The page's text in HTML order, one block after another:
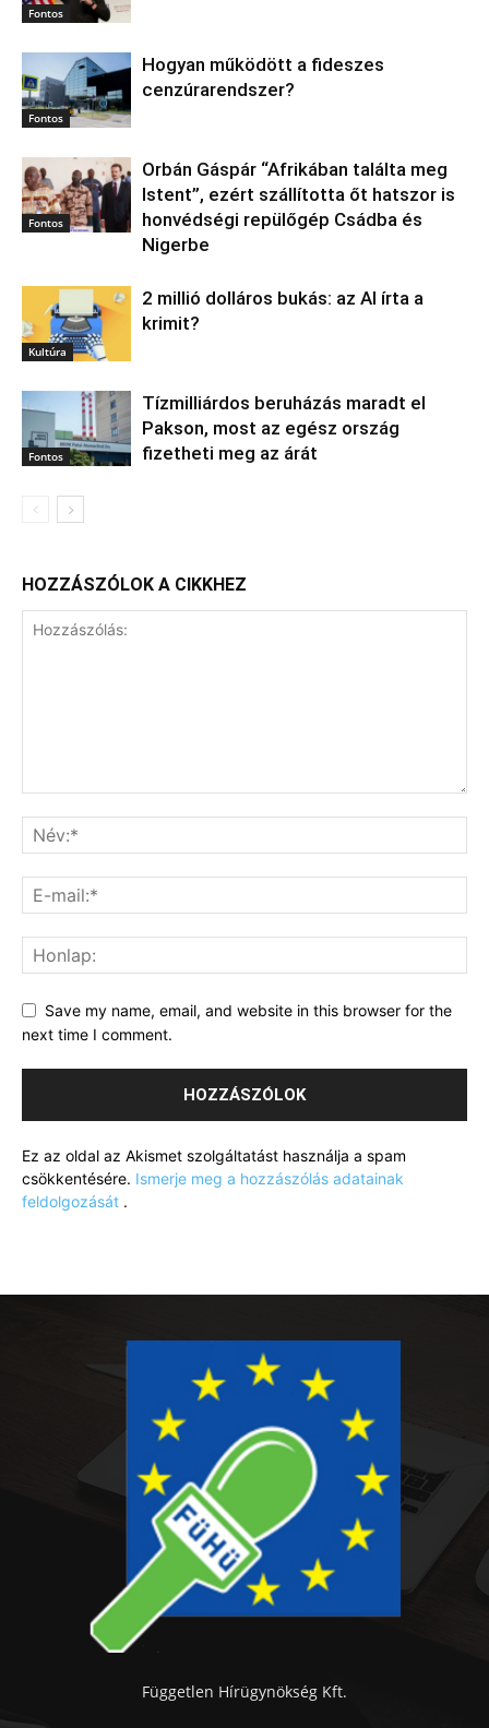
Fontos
Fontos
Hogyan működött a fideszes
cenzúrarendszer?
Fontos
Orbán Gáspár “Afrikában találta meg
Istent”, ezért szállította őt hatszor is
honvédségi repülőgép Csádba és
Nigerbe
Kultúra
2 millió dolláros bukás: az AI írta a
krimit?
Fontos
Tízmilliárdos beruházás maradt el
Pakson, most az egész ország
fizetheti meg az árát
HOZZÁSZÓLOK A CIKKHEZ
Save my name, email, and website in this browser for the
next time I comment.
Ez az oldal az Akismet szolgáltatást használja a spam
csökkentésére. Ismerje meg a hozzászólás adatainak
feldolgozását .
Független Hírügynökség Kft.